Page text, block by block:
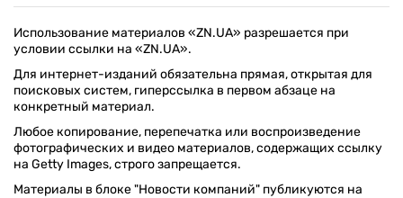
Использование материалов «ZN.UA» разрешается при
условии ссылки на «ZN.UA».
Для интернет-изданий обязательна прямая, открытая для
поисковых систем, гиперссылка в первом абзаце на
конкретный материал.
Любое копирование, перепечатка или воспроизведение
фотографических и видео материалов, содержащих ссылку
на Getty Images, строго запрещается.
Материалы в блоке "Новости компаний" публикуются на